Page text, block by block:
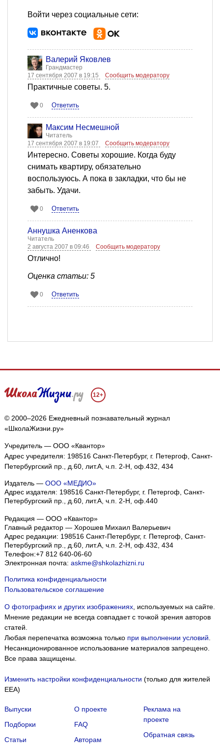
Войти через социальные сети:
Валерий Яковлев
Грандмастер
17 сентября 2007 в 19:15
Сообщить модератору
Практичные советы. 5.
0 Ответить
Максим Несмешной
Читатель
17 сентября 2007 в 19:07
Сообщить модератору
Интересно. Советы хорошие. Когда буду
снимать квартиру, обязательно
воспользуюсь. А пока в закладки, что бы не
забыть. Удачи.
0 Ответить
Аннушка Аненкова
Читатель
2 августа 2007 в 09:46
Сообщить модератору
Отлично!
Оценка статьи: 5
0 Ответить
12+
© 2000–2026 Ежедневный познавательный журнал
«ШколаЖизни.ру»
Учредитель — ООО «Квантор»
Адрес учредителя: 198516 Санкт-Петербург, г. Петергоф, Санкт-
Петербургский пр., д.60, лит.А, ч.п. 2-Н, оф.432, 434
Издатель — ООО «МЕДИО»
Адрес издателя: 198516 Санкт-Петербург, г. Петергоф, Санкт-
Петербургский пр., д.60, лит.А, ч.п. 2-Н, оф.440
Редакция — ООО «Квантор»
Главный редактор — Хорошев Михаил Валерьевич
Адрес редакции: 198516 Санкт-Петербург, г. Петергоф, Санкт-
Петербургский пр., д.60, лит.А, ч.п. 2-Н, оф.432, 434
Телефон:+7 812 640-06-60
Электронная почта: askme@shkolazhizni.ru
Политика конфиденциальности
Пользовательское соглашение
О фотографиях и других изображениях, используемых на сайте.
Мнение редакции не всегда совпадает с точкой зрения авторов
статей.
Любая перепечатка возможна только при выполнении условий.
Несанкционированное использование материалов запрещено.
Все права защищены.
Изменить настройки конфиденциальности (только для жителей
EEA)
Выпуски
Подборки
Статьи
О проекте
FAQ
Авторам
Реклама на
проекте
Обратная связь